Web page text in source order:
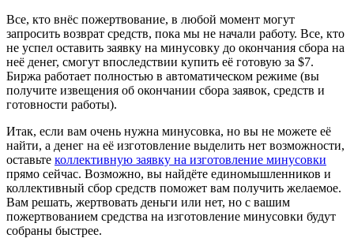
Все, кто внёс пожертвование, в любой момент могут
запросить возврат средств, пока мы не начали работу. Все, кто
не успел оставить заявку на минусовку до окончания сбора на
неё денег, смогут впоследствии купить её готовую за $7.
Биржа работает полностью в автоматическом режиме (вы
получите извещения об окончании сбора заявок, средств и
готовности работы).
Итак, если вам очень нужна минусовка, но вы не можете её
найти, а денег на её изготовление выделить нет возможности,
оставьте коллективную заявку на изготовление минусовки
прямо сейчас. Возможно, вы найдёте единомышленников и
коллективный сбор средств поможет вам получить желаемое.
Вам решать, жертвовать деньги или нет, но с вашим
пожертвованием средства на изготовление минусовки будут
собраны быстрее.